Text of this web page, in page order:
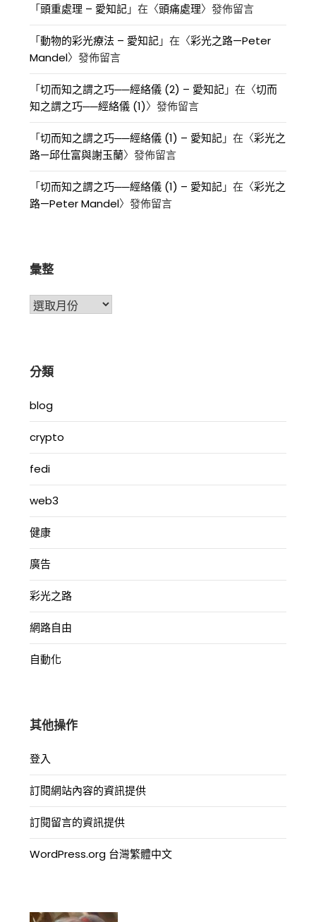
「頭重處理 – 愛知記」在〈頭痛處理〉發佈留言
「動物的彩光療法 – 愛知記」在〈彩光之路—Peter
Mandel〉發佈留言
「切而知之謂之巧──經絡儀 (2) – 愛知記」在〈切而
知之謂之巧──經絡儀 (1)〉發佈留言
「切而知之謂之巧──經絡儀 (1) – 愛知記」在〈彩光之
路—邱仕富與謝玉蘭〉發佈留言
「切而知之謂之巧──經絡儀 (1) – 愛知記」在〈彩光之
路—Peter Mandel〉發佈留言
彙整
彙
分類
blog
crypto
fedi
web3
健康
廣告
彩光之路
網路自由
自動化
其他操作
登入
訂閱網站內容的資訊提供
訂閱留言的資訊提供
WordPress.org 台灣繁體中文